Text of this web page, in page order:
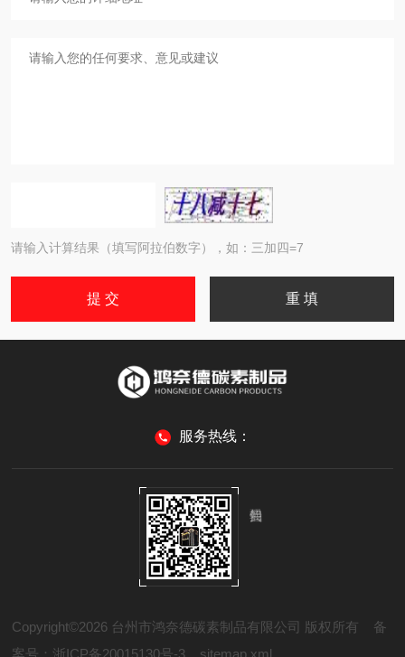
请输入计算结果（填写阿拉伯数字），如：三加四=7
服务热线：
Copyright©2026 台州市鸿奈德碳素制品有限公司 版权所有 备
案号：浙ICP备20015130号-3
sitemap.xml